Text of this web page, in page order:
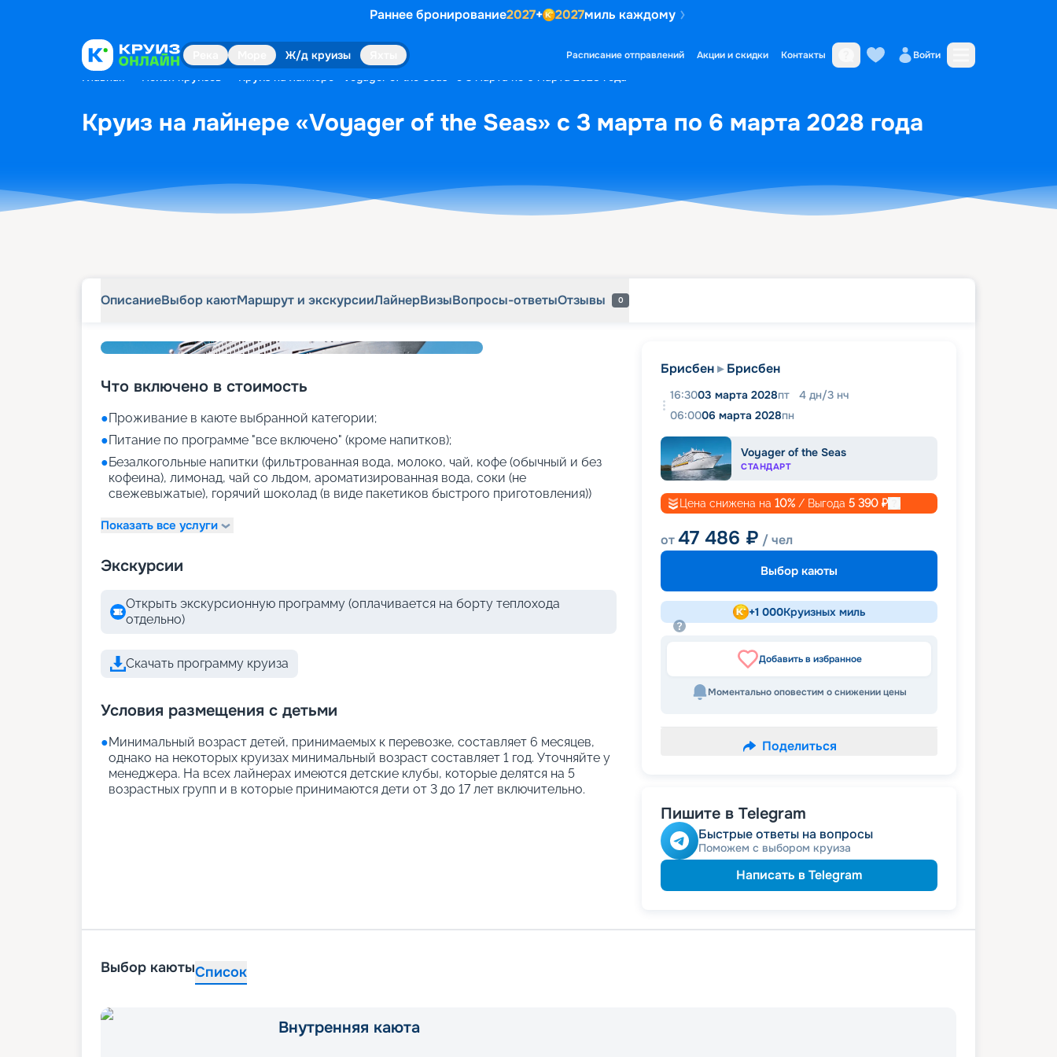
Раннее бронирование2027+ 2027миль каждому
Ж/д круизы Расписание отправлений Акции и скидки Контакты Войти
Главная Поиск круизов Круиз на лайнере «Voyager of the Seas» с 3 марта по 6 марта 2028 года
Круиз на лайнере «Voyager of the Seas» с 3 марта по 6 марта 2028 года
ОписаниеВыбор каютМаршрут и экскурсииЛайнерВизыВопросы-ответыОтзывы 0
Что включено в стоимость
●Проживание в каюте выбранной категории;
●Питание по программе "все включено" (кроме напитков);
●Безалкогольные напитки (фильтрованная вода, молоко, чай, кофе (обычный и без
кофеина), лимонад, чай со льдом, ароматизированная вода, соки (не
свежевыжатые), горячий шоколад (в виде пакетиков быстрого приготовления))
Показать все услуги
Экскурсии
Открыть экскурсионную программу (оплачивается на борту теплохода
отдельно)
Скачать программу круиза
Условия размещения с детьми
●Минимальный возраст детей, принимаемых к перевозке, составляет 6 месяцев,
однако на некоторых круизах минимальный возраст составляет 1 год. Уточняйте у
менеджера. На всех лайнерах имеются детские клубы, которые делятся на 5
возрастных групп и в которые принимаются дети от 3 до 17 лет включительно.
Брисбен Брисбен
16:3003 марта 2028пт 4 дн/3 нч
06:0006 марта 2028пн
Voyager of the Seas
СТАНДАРТ
Цена снижена на 10% / Выгода 5 390 ₽
от47 486 ₽ / чел
Выбор каюты
+1 000Круизных миль
Добавить в избранное
Моментально оповестим о снижении цены
Поделиться
Пишите в Telegram
Быстрые ответы на вопросы
Поможем с выбором круиза
Написать в Telegram
Выбор каютыСписок
Внутренняя каюта